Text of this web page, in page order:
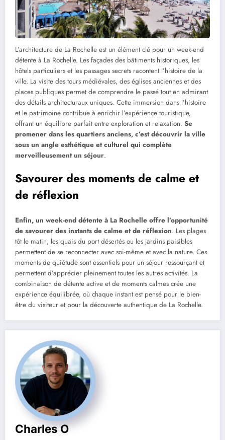
L’architecture de La Rochelle est un élément clé pour un week-end
détente à La Rochelle. Les façades des bâtiments historiques, les
hôtels particuliers et les passages secrets racontent l’histoire de la
ville. La visite des tours médiévales, des églises anciennes et des
places publiques permet de comprendre le passé tout en admirant
des détails architecturaux uniques. Cette immersion dans l’histoire
et le patrimoine contribue à enrichir l’expérience touristique,
offrant un équilibre parfait entre exploration et relaxation. Se
promener dans les quartiers anciens, c’est découvrir la ville
sous un angle esthétique et culturel qui complète
merveilleusement un séjour.
Savourer des moments de calme et
de réflexion
Enfin, un week-end détente à La Rochelle offre l’opportunité
de savourer des instants de calme et de réflexion. Les plages
tôt le matin, les quais du port désertés ou les jardins paisibles
permettent de se reconnecter avec soi-même et avec la nature. Ces
moments de quiétude sont essentiels pour un séjour ressourçant et
permettent d’apprécier pleinement toutes les autres activités. La
combinaison de détente active et de moments calmes crée une
expérience équilibrée, où chaque instant est pensé pour le bien-
être du visiteur et pour la découverte authentique de La Rochelle.
Charles O